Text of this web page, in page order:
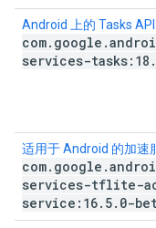
Android 上的 Tasks API
com. google .
services-tasks:18 .
适用于 Android 的加速
com. google .
services-tflite-
service:16. 5. 0-